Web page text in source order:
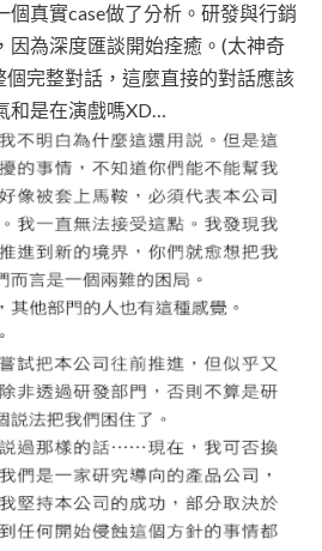
個真實case做了分析。研發與行銷
因為深度匯談開始痊癒。(太神奇
個完整對話，這麼直接的對話應該
和是在演戲嗎XD…